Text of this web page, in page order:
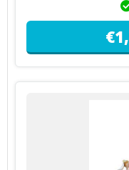
€1,